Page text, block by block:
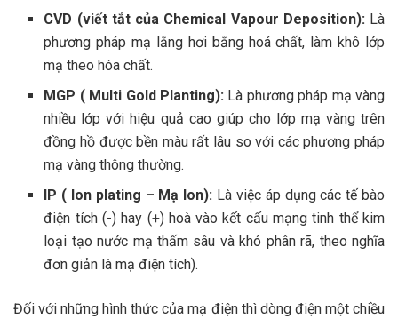
CVD (viết tắt của Chemical Vapour Deposition):Là
phương pháp mạ lắng hơi bằng hoá chất, làm khô lớp
mạ theo hóa chất.
MGP ( Multi Gold Planting): Là phương pháp mạ vàng
nhiều lớp với hiệu quả cao giúp cho lớp mạ vàng trên
đồng hồ được bền màu rất lâu so với các phương pháp
mạ vàng thông thường.
IP ( Ion plating – Mạ Ion): Là việc áp dụng các tế bào
điện tích (-) hay (+) hoà vào kết cấu mạng tinh thể kim
loại tạo nước mạ thấm sâu và khó phân rã, theo nghĩa
đơn giản là mạ điện tích).
Đối với những hình thức của mạ điện thì dòng điện một chiều